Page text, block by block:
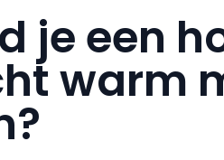
je een
warm